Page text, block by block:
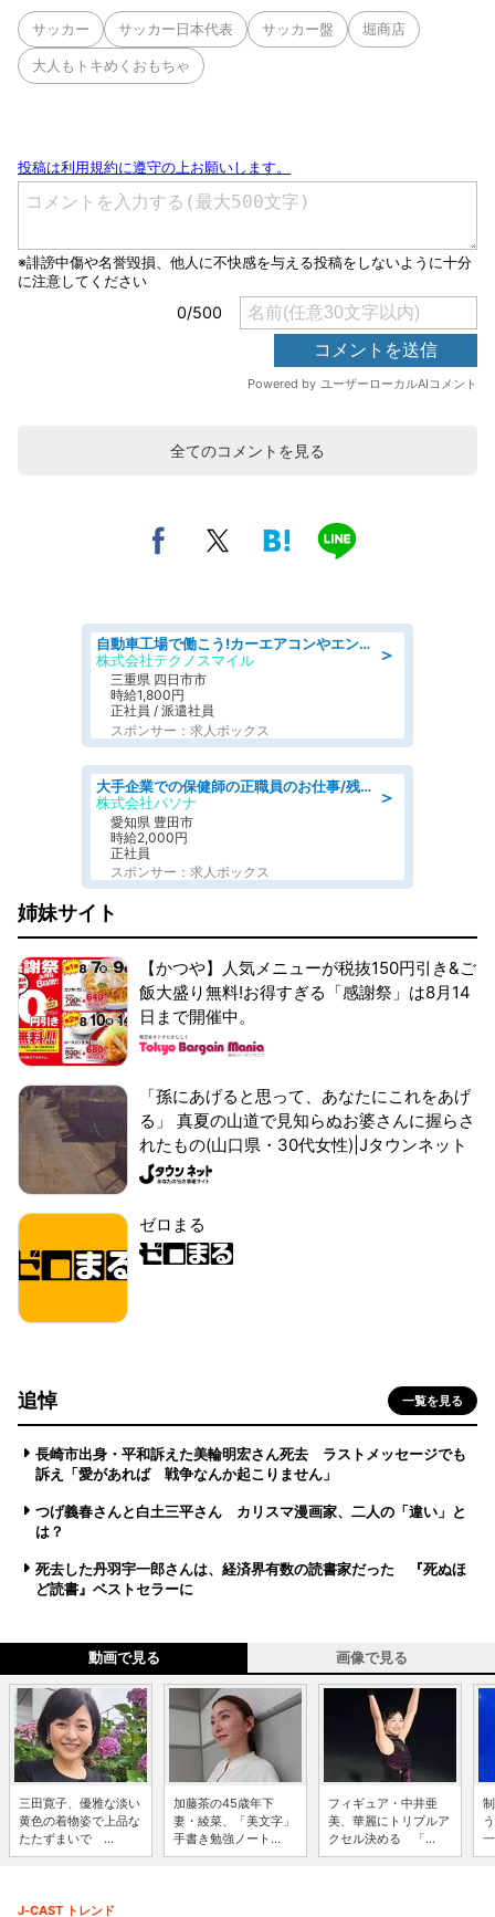
サッカー サッカー日本代表 サッカー盤 堀商店
大人もトキめくおもちゃ
全てのコメントを見る
＞
自動車工場で働こう!カーエアコンやエンジンの製造・加工業務/寮完備 denso aichi
株式会社テクノスマイル
三重県 四日市市
時給1,800円
正社員 / 派遣社員
スポンサー：求人ボックス
＞
大手企業での保健師の正職員のお仕事/残業なし/要資格:保健師
株式会社パソナ
愛知県 豊田市
時給2,000円
正社員
スポンサー：求人ボックス
姉妹サイト
【かつや】人気メニューが税抜150円引き&ご
飯大盛り無料!お得すぎる「感謝祭」は8月14
日まで開催中。
「孫にあげると思って、あなたにこれをあげ
る」 真夏の山道で見知らぬお婆さんに握らさ
れたもの(山口県・30代女性)|Jタウンネット
ゼロまる
追悼 一覧を見る
長崎市出身・平和訴えた美輪明宏さん死去 ラストメッセージでも
訴え「愛があれば 戦争なんか起こりません」
つげ義春さんと白土三平さん カリスマ漫画家、二人の「違い」と
は？
死去した丹羽宇一郎さんは、経済界有数の読書家だった 『死ぬほ
ど読書』ベストセラーに
動画で見る 画像で見る
三田寛子、優雅な淡い
黄色の着物姿で上品な
たたずまいで ...
加藤茶の45歳年下
妻・綾菜、「美文字」
手書き勉強ノート...
フィギュア・中井亜
美、華麗にトリプルア
クセル決める 「...
J-CAST トレンド